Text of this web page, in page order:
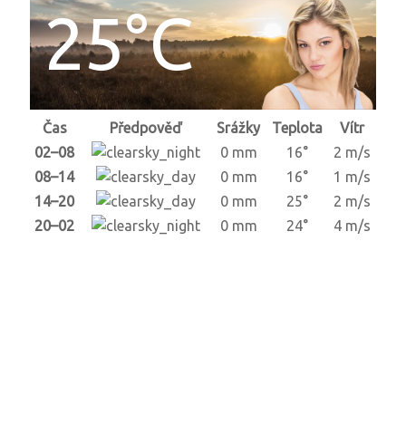
25°C
Čas Předpověď Srážky Teplota
Vítr
02–08
0 mm 16°
2 m/s
08–14
0 mm 16°
1 m/s
14–20
0 mm 25°
2 m/s
20–02
0 mm 24° 4 m/s